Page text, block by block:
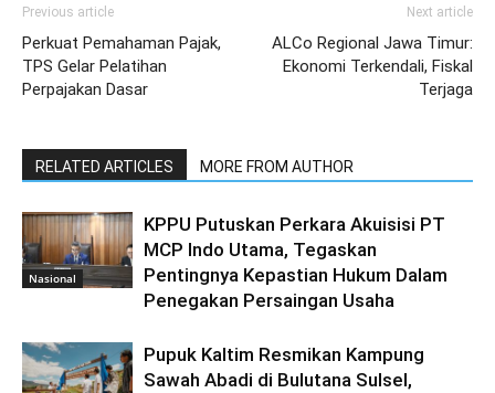
Previous article
Perkuat Pemahaman Pajak,
TPS Gelar Pelatihan
Perpajakan Dasar
Next article
ALCo Regional Jawa Timur:
Ekonomi Terkendali, Fiskal
Terjaga
RELATED ARTICLES MORE FROM AUTHOR
Nasional
KPPU Putuskan Perkara Akuisisi PT
MCP Indo Utama, Tegaskan
Pentingnya Kepastian Hukum Dalam
Penegakan Persaingan Usaha
Pupuk Kaltim Resmikan Kampung
Sawah Abadi di Bulutana Sulsel,